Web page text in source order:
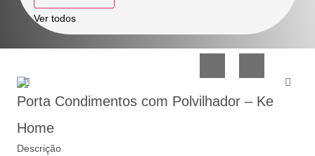
Lar
Organização
Ver todos
Porta Condimentos com Polvilhador – Ke
Home
Descrição